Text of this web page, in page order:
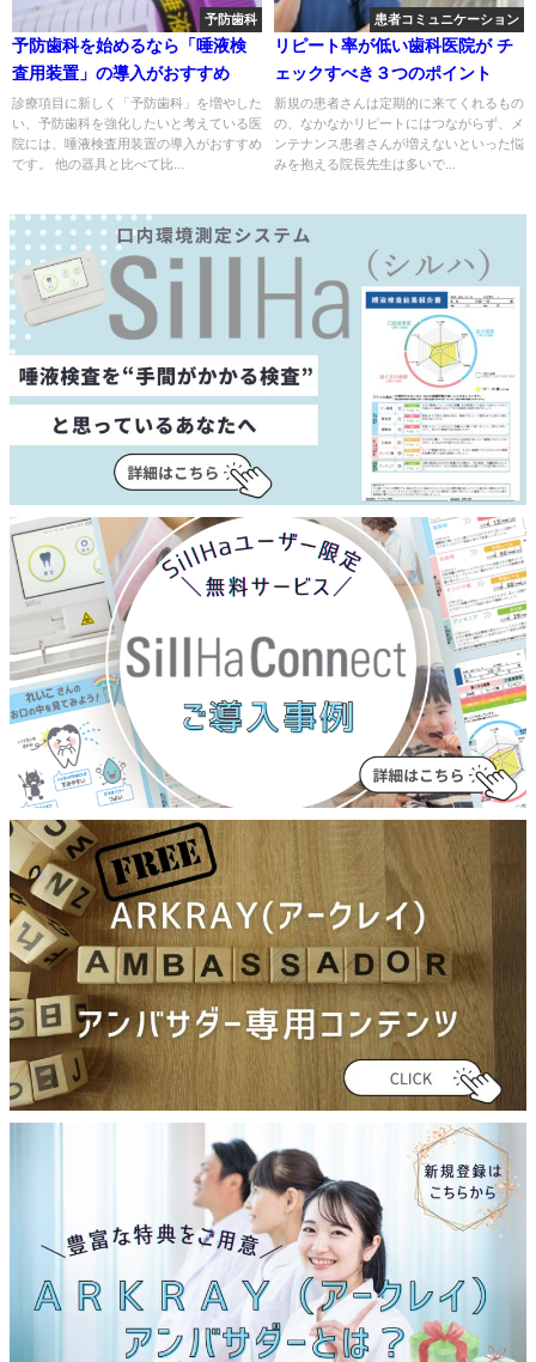
予防歯科
予防歯科を始めるなら「唾液検
査用装置」の導入がおすすめ
診療項目に新しく「予防歯科」を増やした
い、予防歯科を強化したいと考えている医
院には、唾液検査用装置の導入がおすすめ
です。 他の器具と比べて比...
患者コミュニケーション
リピート率が低い歯科医院が チ
ェックすべき３つのポイント
新規の患者さんは定期的に来てくれるもの
の、なかなかリピートにはつながらず、メ
ンテナンス患者さんが増えないといった悩
みを抱える院長先生は多いで...